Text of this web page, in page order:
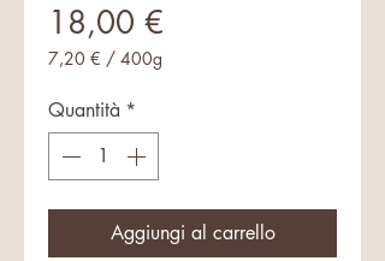
18,00 €
7,20 € / 400g
ogni
400
Grammi
Quantità *
Aggiungi al carrello